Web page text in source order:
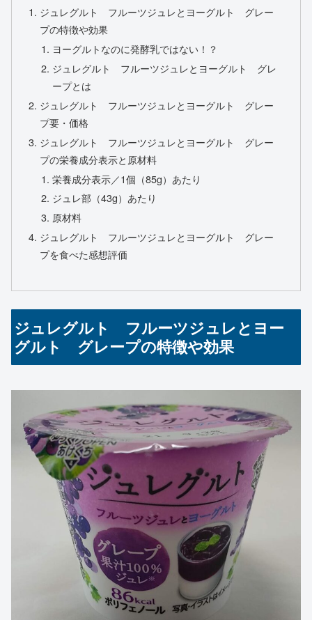
ジュレグルト フルーツジュレとヨーグルト グレー
プの特徴や効果
ヨーグルトなのに発酵乳ではない！？
ジュレグルト フルーツジュレとヨーグルト グレ
ープとは
ジュレグルト フルーツジュレとヨーグルト グレー
プ要・価格
ジュレグルト フルーツジュレとヨーグルト グレー
プの栄養成分表示と原材料
栄養成分表示／1個（85g）あたり
ジュレ部（43g）あたり
原材料
ジュレグルト フルーツジュレとヨーグルト グレー
プを食べた感想評価
ジュレグルト フルーツジュレとヨー
グルト グレープの特徴や効果